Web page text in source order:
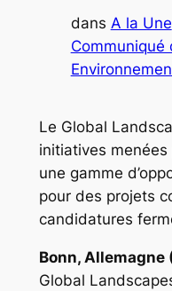
dans A la Une
Communiqué
Le Global
initiatives
une gamme
pour des projets
candidatures
Bonn,
Global